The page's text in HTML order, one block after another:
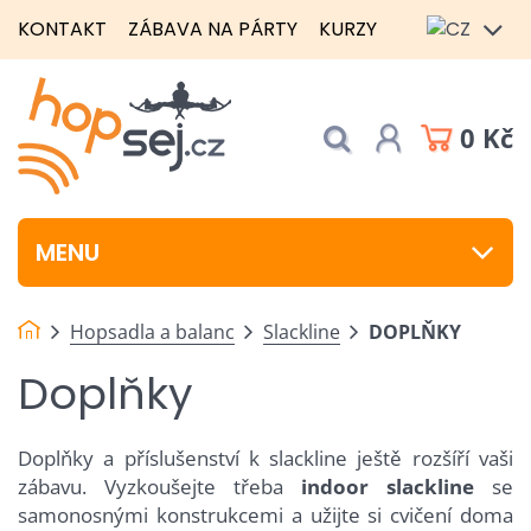
KONTAKT ZÁBAVA NA PÁRTY KURZY
0 Kč
MENU
Hopsadla a balanc Slackline DOPLŇKY
Doplňky
Doplňky a příslušenství k slackline ještě rozšíří vaši
zábavu. Vyzkoušejte třeba indoor slackline se
samonosnými konstrukcemi a užijte si cvičení doma